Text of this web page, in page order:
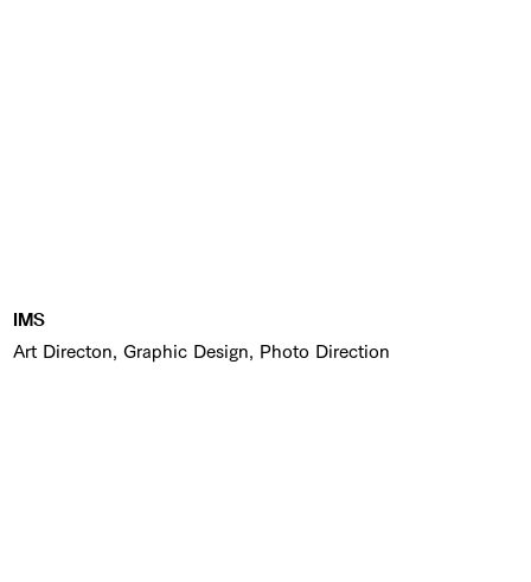
IMS
Art Directon, Graphic Design, Photo Direction